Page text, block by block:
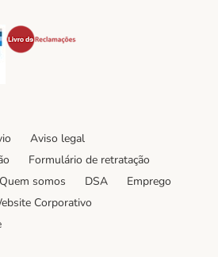
Security
Aviso legal
Formulário de retratação
Quem somos DSA
Emprego
Corporativo